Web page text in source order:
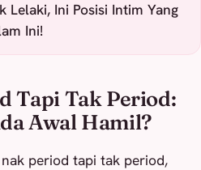
Lelaki, Ini Posisi Intim Yang
Ini!
Tapi Tak Period:
Awal Hamil?
period tapi tak period,